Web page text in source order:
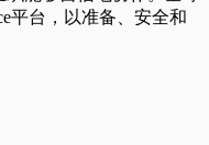
平台，以准备、安全和